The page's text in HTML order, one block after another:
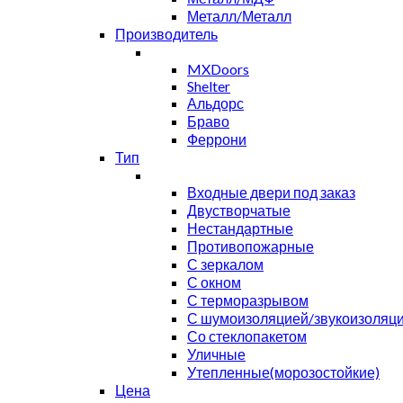
Металл/Металл
Производитель
MXDoors
Shelter
Альдорс
Браво
Феррони
Тип
Входные двери под заказ
Двустворчатые
Нестандартные
Противопожарные
С зеркалом
С окном
С терморазрывом
С шумоизоляцией/
Со стеклопакетом
Уличные
Утепленные(морозостойкие)
Цена